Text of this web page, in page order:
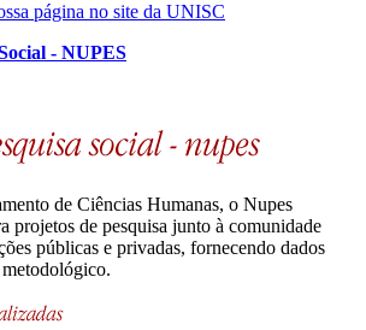
página no site da UNISC
- NUPES
de Ciências Humanas, o Nupes
projetos de pesquisa junto à comunidade
públicas e privadas, fornecendo dados